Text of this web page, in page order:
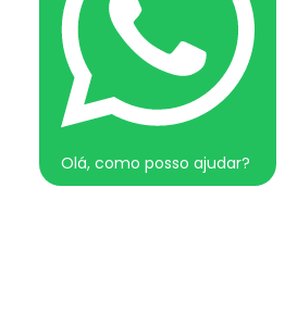
Olá, como posso ajudar?